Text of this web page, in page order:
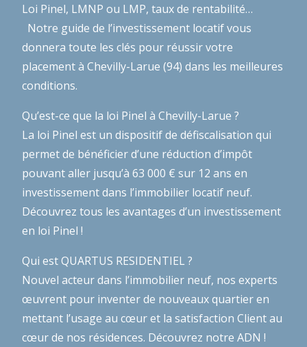
Loi Pinel, LMNP ou LMP, taux de rentabilité…
Notre guide de l’investissement locatifvous
donnera toute les clés pour réussir votre
placement à Chevilly-Larue (94) dans les meilleures
conditions.
Qu’est-ce que la loi Pinel à Chevilly-Larue ?
La loi Pinel est un dispositif de défiscalisation qui
permet de bénéficier d’une réduction d’impôt
pouvant aller jusqu’à 63 000 € sur 12 ans en
investissement dans l’immobilier locatif neuf.
Découvrez tous les avantages d’un investissement
en loi Pinel !
Qui est QUARTUS RESIDENTIEL ?
Nouvel acteur dans l’immobilier neuf, nos experts
œuvrent pour inventer de nouveaux quartier en
mettant l’usage au cœur et la satisfaction Client au
cœur de nos résidences. Découvrez notre ADN !